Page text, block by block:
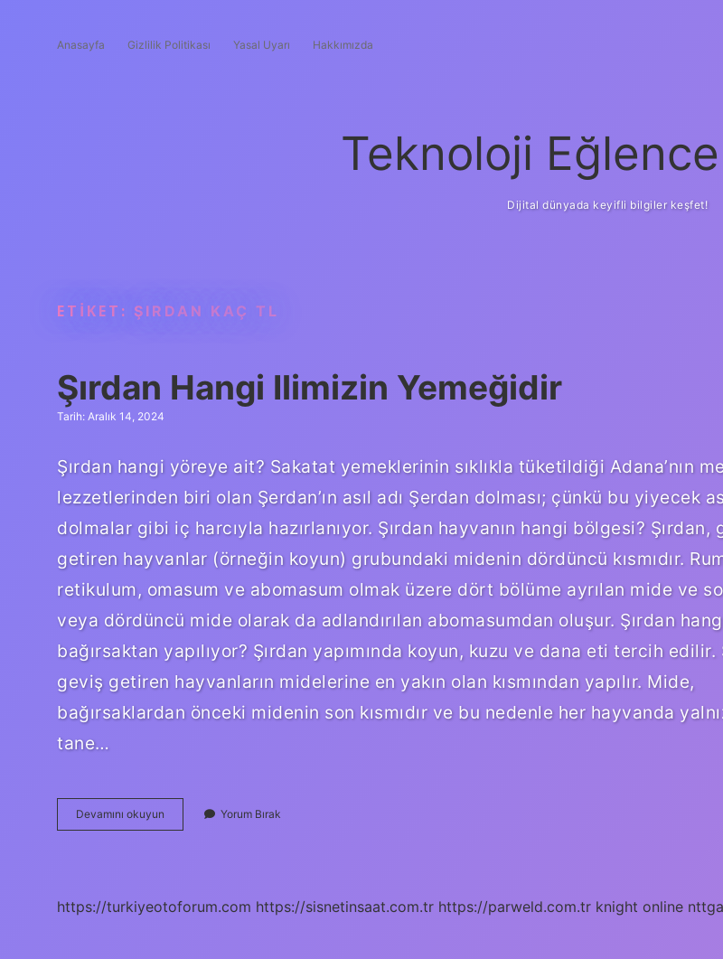
Anasayfa Gizlilik Politikası Yasal Uyarı Hakkımızda
Teknoloji Eğlence
Dijital dünyada keyifli bilgiler keşfet!
ETIKET: ŞIRDAN KAÇ TL
Şırdan Hangi Ilimizin Yemeğidir
Tarih: Aralık 14, 2024
Şırdan hangi yöreye ait? Sakatat yemeklerinin sıklıkla tüketildiği Adana’nın
lezzetlerinden biri olan Şerdan’ın asıl adı Şerdan dolması; çünkü bu yiyecek
dolmalar gibi iç harcıyla hazırlanıyor. Şırdan hayvanın hangi bölgesi? Şırdan,
getiren hayvanlar (örneğin koyun) grubundaki midenin dördüncü kısmıdır.
retikulum, omasum ve abomasum olmak üzere dört bölüme ayrılan mide ve
veya dördüncü mide olarak da adlandırılan abomasumdan oluşur. Şırdan
bağırsaktan yapılıyor? Şırdan yapımında koyun, kuzu ve dana eti tercih edilir.
geviş getiren hayvanların midelerine en yakın olan kısmından yapılır. Mide,
bağırsaklardan önceki midenin son kısmıdır ve bu nedenle her hayvanda
tane…
Devamını okuyun
Hangi
Yorum Bırak
https://turkiyeotoforum.com https://sisnetinsaat.com.tr https://parweld.com.tr knight online